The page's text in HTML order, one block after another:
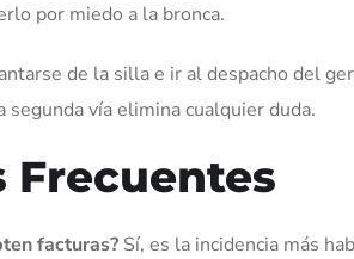
por miedo a la bronca.
de la silla e ir al despacho del
vía elimina cualquier duda.
Frecuentes
facturas? Sí, es la incidencia más